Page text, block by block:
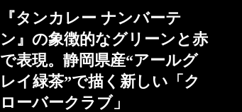
『タンカレー ナンバーテ
ン』の象徴的なグリーンと赤
で表現。静岡県産“アールグ
レイ緑茶”で描く新しい「ク
ローバークラブ」